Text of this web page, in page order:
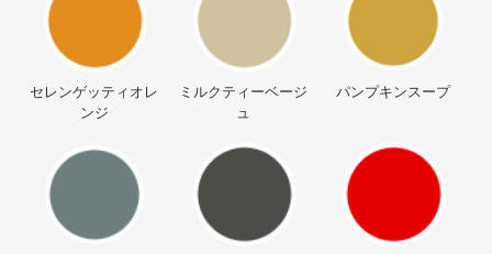
セレンゲッティオレ
ンジ
ミルクティーベージ
ュ
パンプキンスープ